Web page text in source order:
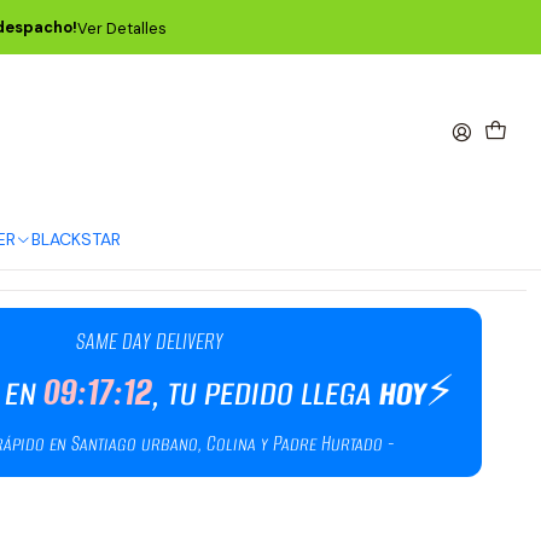
BLACKSTAR
Ver Detalles
- Pack de 6 P09341
2.0mm White Sharp - Pack